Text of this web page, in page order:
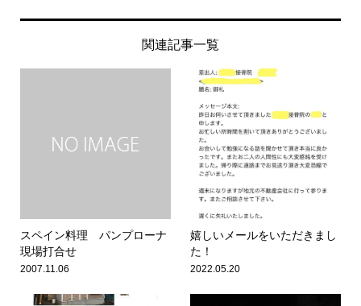
関連記事一覧
スペイン料理 パンプローナ
現場打合せ
2007.11.06
嬉しいメールをいただきまし
た！
2022.05.20